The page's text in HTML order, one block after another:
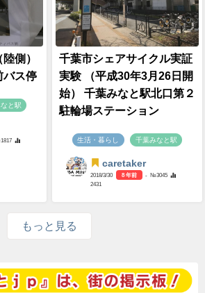
生活・暮らし 千葉みなと駅
caretaker
2017/6/12 9 年前
- №1832
3482
側）
と駅
千葉市シェアサイクル実証
始） 千葉みなと駅北口第２
駐輪場ステーション